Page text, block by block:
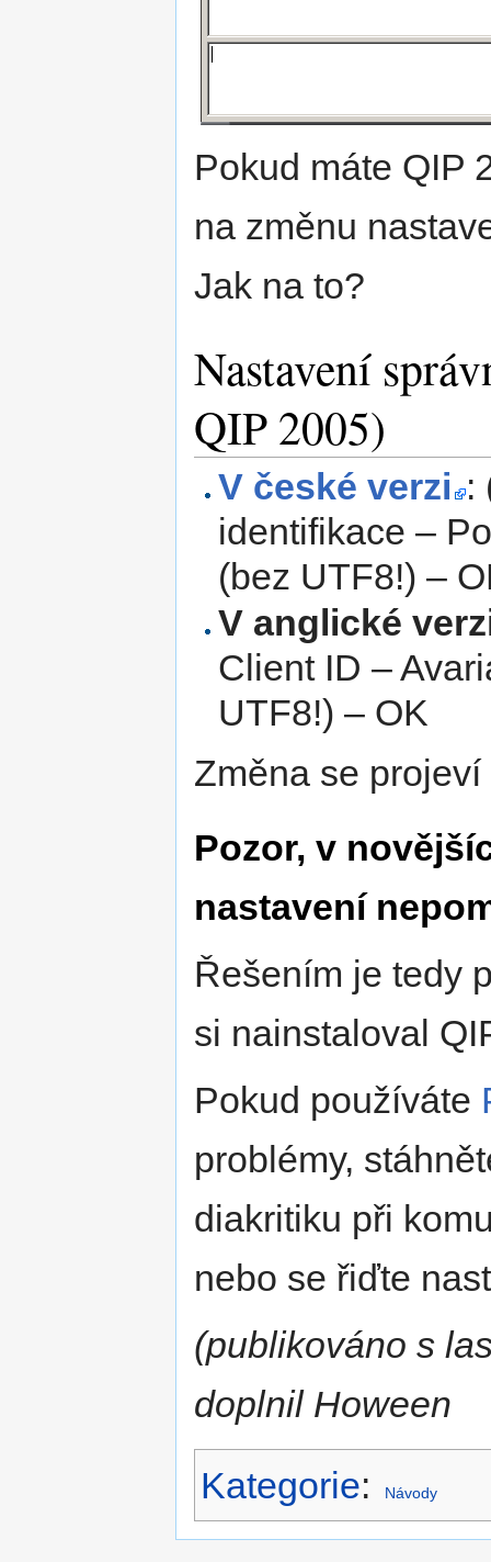
Pokud máte QIP
na změnu
Jak na to?
Nastavení
QIP 2005)
V české verzi :
identifikace –
(bez UTF8!) –
V anglické
Client ID –
UTF8!) – OK
Změna se
Pozor, v
nastavení
Řešením je tedy
si nainstaloval
Pokud používáte
problémy,
diakritiku při
nebo se řiďte
(publikováno s
doplnil Hoween
Kategorie: Návody